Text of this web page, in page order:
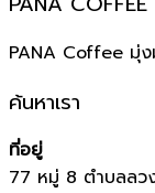
PANA Coffee มุ่
ค้นหาเรา
ที่อยู่
77 หมู่ 8 ตำบลลว